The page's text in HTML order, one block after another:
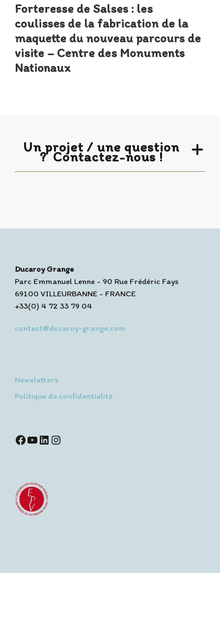
Forteresse de Salses : les
coulisses de la fabrication de la
maquette du nouveau parcours de
visite – Centre des Monuments
Nationaux
Un projet / une question
? Contactez-nous !
Ducaroy Grange
Parc Emmanuel Lenne - 90 Rue Frédéric Fays
69100 VILLEURBANNE - FRANCE
+33(0) 4 72 33 79 04
contact@ducaroy-grange.com
Newsletters
Politique de confidentialité
Facebook YouTube LinkedIn Instagram